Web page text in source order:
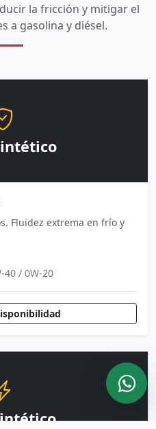
la fricción y mitigar el
a gasolina y diésel.
Fluidez extrema en frío y
40 / 0W-20